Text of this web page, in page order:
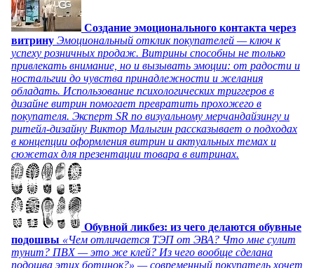
Создание эмоционального контакта через
витрину Эмоциональный отклик покупателей — ключ к
успеху розничных продаж. Витрины способны не только
привлекать внимание, но и вызывать эмоции: от радости и
ностальгии до чувства принадлежности и желания
обладать. Использование психологических триггеров в
дизайне витрин помогает превратить прохожего в
покупателя. Эксперт SR по визуальному мерчандайзингу и
ритейл-дизайну Виктор Малыгин рассказывает о подходах
в концепции оформления витрин и актуальных темах и
сюжетах для презентации товара в витринах.
Обувной ликбез: из чего делаются обувные
подошвы «Чем отличается ТЭП от ЭВА? Что мне сулит
тунит? ПВХ — это же клей? Из чего вообще сделана
подошва этих ботинок?» — современный покупатель хочет